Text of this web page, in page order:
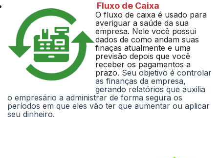
Fluxo de Caixa
O fluxo de caixa é usado para
averiguar a saúde da sua
empresa. Nele você possui
dados de como andam suas
finaças atualmente e uma
previsão depois que você
receber os pagamentos a
prazo. Seu objetivo é controlar
as finanças da empresa,
gerando relatórios que auxilia
o empresário a administrar de forma segura os
períodos em que eles vão ter que aumentar ou aplicar
seu dinheiro.